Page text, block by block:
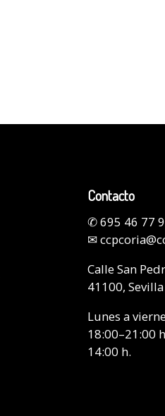
Contacto
✆695 46 77
✉
Calle San
41100, Sevilla
Lunes a
18:00–21:00
14:00 h.